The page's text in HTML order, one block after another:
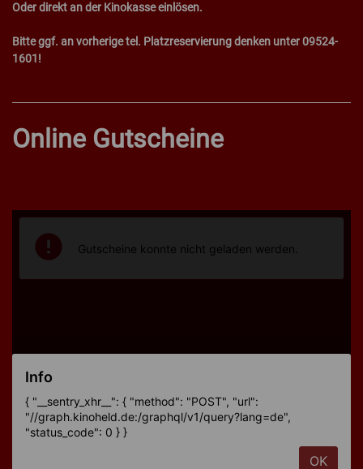
Oder direkt an der Kinokasse einlösen.
Bitte ggf. an vorherige tel. Platzreservierung denken unter 09524-
1601!
Online Gutscheine